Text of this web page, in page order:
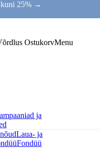
25% →
OstukorvMenu
ja
Laua- ja
Fondüü